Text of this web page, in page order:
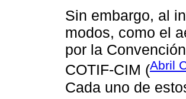
Sin embargo, al
modos, como el
por la
COTIF-CIM (Abril
Cada uno de